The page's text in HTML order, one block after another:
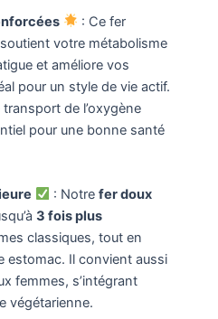
: Ce fer
votre métabolisme
et améliore vos
pour un style de vie actif.
de l’oxygène
pour une bonne santé
: Notrefer doux
3 fois plus
classiques, tout en
estomac. Il convient aussi
femmes, s’intégrant
végétarienne.